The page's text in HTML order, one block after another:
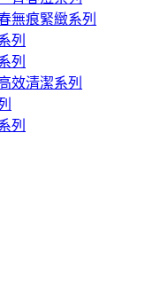
無痕緊緻系列
列
列
效清潔系列
列